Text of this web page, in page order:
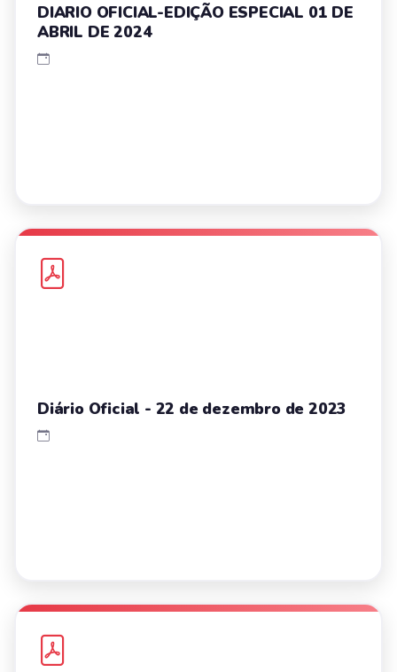
DIARIO OFICIAL-EDIÇÃO ESPECIAL 01 DE
ABRIL DE 2024
Diário Oficial - 22 de dezembro de 2023